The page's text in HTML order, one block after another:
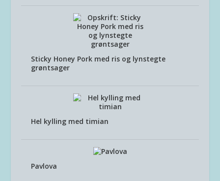
Sticky Honey Pork med ris og lynstegte
grøntsager
Hel kylling med timian
Pavlova